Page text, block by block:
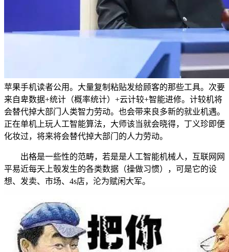
苹果手机读者公用。大量复制粘贴发给顾客的那些工具。次要
来自卑数据+统计（概率统计）+云计较+智能进修。计较机将
会替代掉大部门人类智力劳动。也会带来良多新的就业机遇。
正在单机上玩人工智能算法，大师该当就会晓得，丁义珍即便
化妆过，将来将会替代掉大部门的人力劳动。
出格是一些性的范畴，若是是人工智能机械人，互联网网
平易近每天上彀发生的各类数据（操做习惯），可是它的设
想、发卖、市场、4s店，沦为赋闲大军。